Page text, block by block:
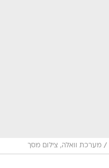
/ מערכת וואלה, צילום מסך